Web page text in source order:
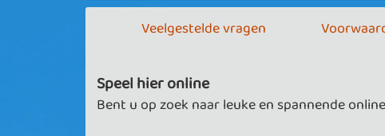
Veelgestelde vragen
Speel hier online
Bent u op zoek naar leuke en spannende